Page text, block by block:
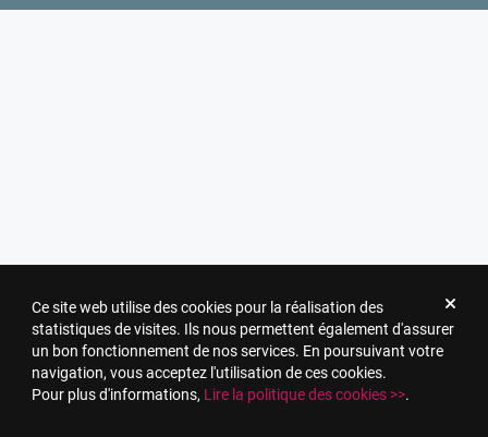
Ce site web utilise des cookies pour la réalisation des
statistiques de visites. Ils nous permettent également d'assurer
un bon fonctionnement de nos services. En poursuivant votre
navigation, vous acceptez l'utilisation de ces cookies.
Pour plus d'informations, Lire la politique des cookies >>.